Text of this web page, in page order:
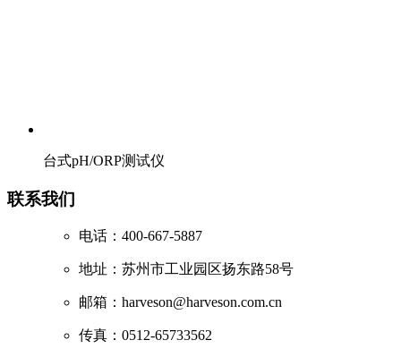
台式pH/ORP测试仪
联系我们
电话：400-667-5887
地址：苏州市工业园区扬东路58号
邮箱：harveson@harveson.com.cn
传真：0512-65733562